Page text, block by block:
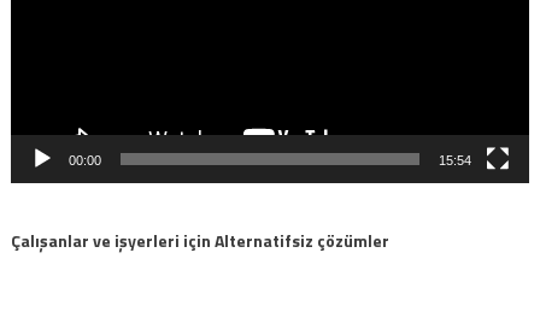
00:00 15:54
Çalışanlar ve işyerleri için Alternatifsiz çözümler